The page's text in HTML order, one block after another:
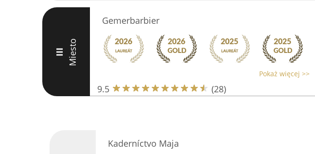
III Miesto
Gemerbarbier
Pokaż więcej >>
9.5 (28)
Kaderníctvo Maja